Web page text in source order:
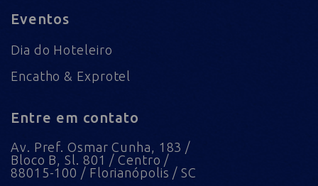
Eventos
Dia do Hoteleiro
Encatho & Exprotel
Entre em contato
Av. Pref. Osmar Cunha, 183 /
Bloco B, Sl. 801 / Centro /
88015-100 / Florianópolis / SC